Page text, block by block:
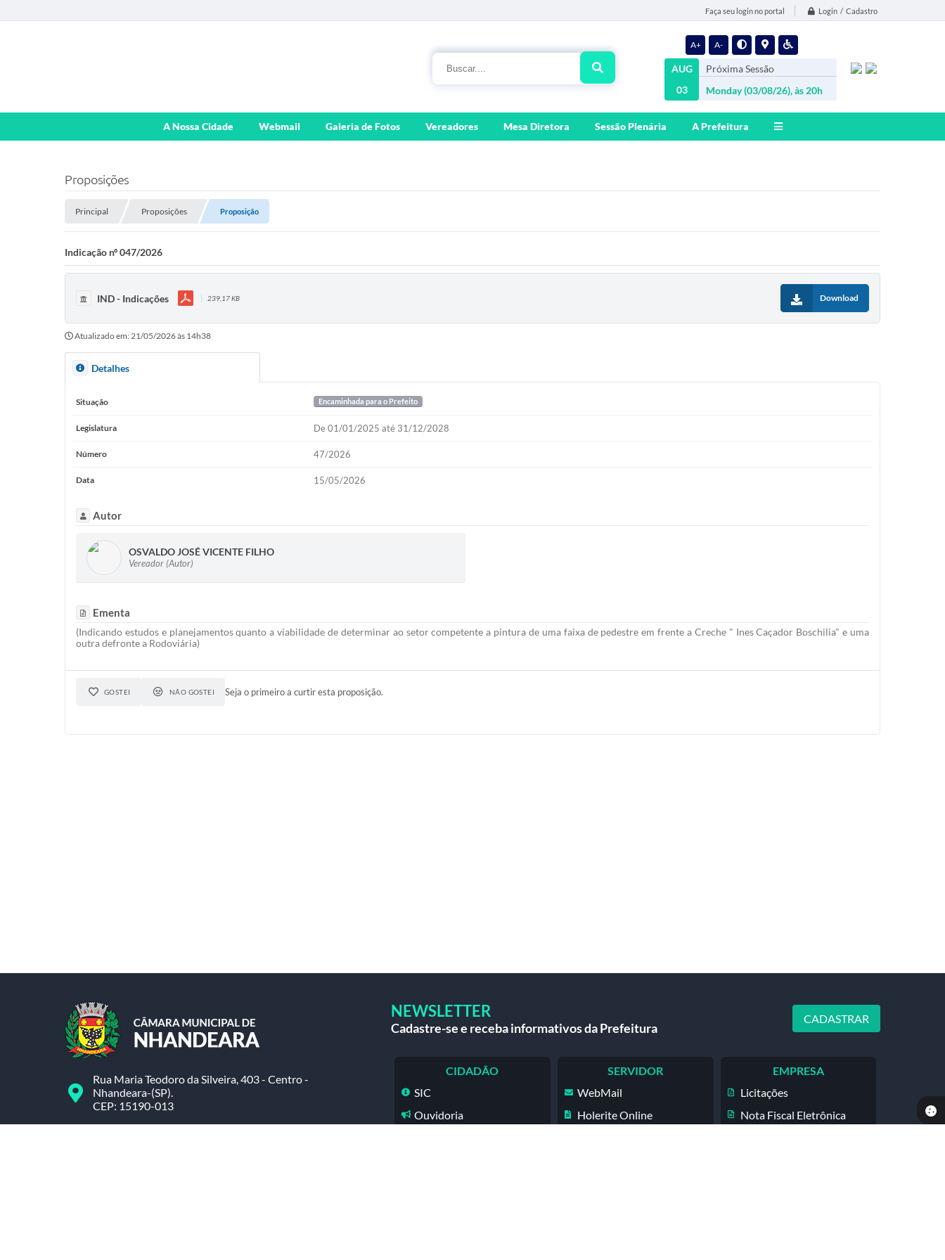
Faça seu login no portal Login / Cadastro
A+ A-
AUG
03
Próxima Sessão
Monday (03/08/26), às 20h
A Nossa Cidade Webmail Galeria de Fotos Vereadores Mesa Diretora Sessão Plenária A Prefeitura
Proposições
Principal Proposições Proposição
Indicação nº 047/2026
IND - Indicações 239,17 KB Download
Atualizado em: 21/05/2026 às 14h38
Detalhes
Situação Encaminhada para o Prefeito
Legislatura De 01/01/2025 até 31/12/2028
Número 47/2026
Data 15/05/2026
Autor
OSVALDO JOSÉ VICENTE FILHO
Vereador (Autor)
Ementa
(Indicando estudos e planejamentos quanto a viabilidade de determinar ao setor competente a pintura de uma faixa de pedestre em frente a Creche " Ines Caçador Boschilia" e uma
outra defronte a Rodoviária)
GOSTEI NÃO GOSTEI Seja o primeiro a curtir esta proposição.
Rua Maria Teodoro da Silveira, 403 - Centro -
Nhandeara-(SP).
CEP: 15190-013
NEWSLETTER
Cadastre-se e receba informativos da Prefeitura
CADASTRAR
CIDADÃO
SIC
Ouvidoria
SERVIDOR
WebMail
Holerite Online
EMPRESA
Licitações
Nota Fiscal Eletrônica